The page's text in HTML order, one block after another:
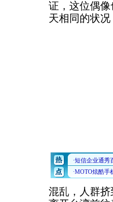
证，这位偶
天相同的状
混乱，人群